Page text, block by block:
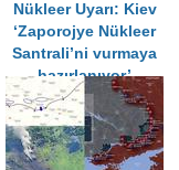
Nükleer Uyarı: Kiev
‘Zaporojye Nükleer
Santrali’ni vurmaya
hazırlanıyor’